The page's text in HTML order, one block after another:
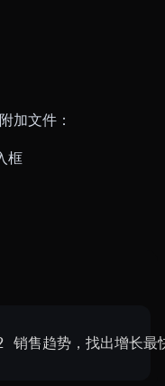
加文件：
框
售趋势，找出增长